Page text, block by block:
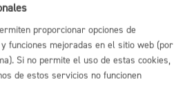
Local, a propuesta de la
(se reúnen
del número de
las cesiones de locales
de la tramitación
proporcionar opciones de
funciones mejoradas en el sitio web (por
Si no permite el uso de estas cookies,
de estos servicios no funcionen